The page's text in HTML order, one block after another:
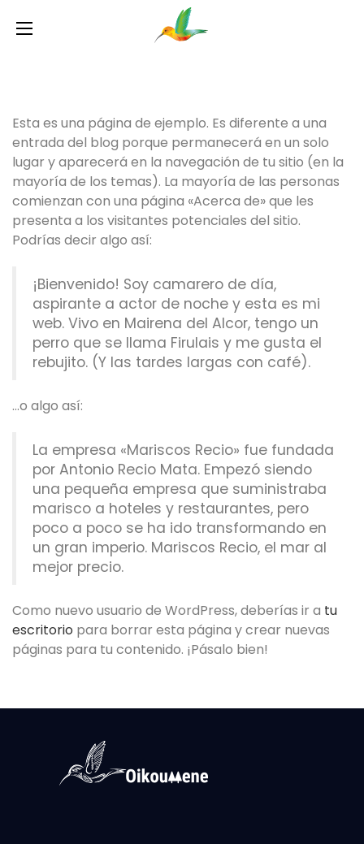
Esta es una página de ejemplo. Es diferente a una
entrada del blog porque permanecerá en un solo
lugar y aparecerá en la navegación de tu sitio (en la
mayoría de los temas). La mayoría de las personas
comienzan con una página «Acerca de» que les
presenta a los visitantes potenciales del sitio.
Podrías decir algo así:
¡Bienvenido! Soy camarero de día,
aspirante a actor de noche y esta es mi
web. Vivo en Mairena del Alcor, tengo un
perro que se llama Firulais y me gusta el
rebujito. (Y las tardes largas con café).
…o algo así:
La empresa «Mariscos Recio» fue fundada
por Antonio Recio Mata. Empezó siendo
una pequeña empresa que suministraba
marisco a hoteles y restaurantes, pero
poco a poco se ha ido transformando en
un gran imperio. Mariscos Recio, el mar al
mejor precio.
Como nuevo usuario de WordPress, deberías ir a tu
escritorio para borrar esta página y crear nuevas
páginas para tu contenido. ¡Pásalo bien!